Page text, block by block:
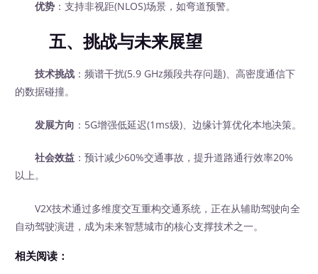
优势 ：支持非视距(NLOS)场景，如弯道预警。
五、挑战与未来展望
技术挑战 ：频谱干扰(5.9 GHz频段共存问题)、高密度通信下
的数据碰撞。
发展方向 ：5G增强低延迟(1ms级)、边缘计算优化本地决策。
社会效益 ：预计减少60%交通事故，提升道路通行效率20%
以上。
V2X技术通过多维度交互重构交通系统，正在从辅助驾驶向全
自动驾驶演进，成为未来智慧城市的核心支撑技术之一。
相关阅读：